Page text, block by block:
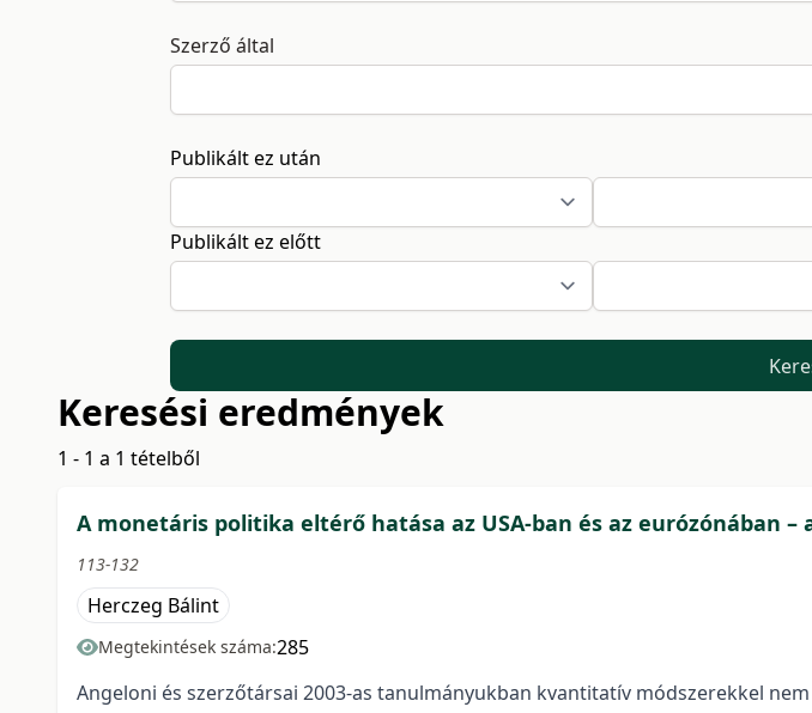
Szerző által
Publikált ez után
Publikált ez előtt
Keresési eredmények
1 - 1 a 1 tételből
A monetáris politika eltérő hatása az USA-ban és az eurózónában
113-132
Herczeg Bálint
Megtekintések száma:285
Angeloni és szerzőtársai 2003-as tanulmányukban kvantitatív módszerekkel